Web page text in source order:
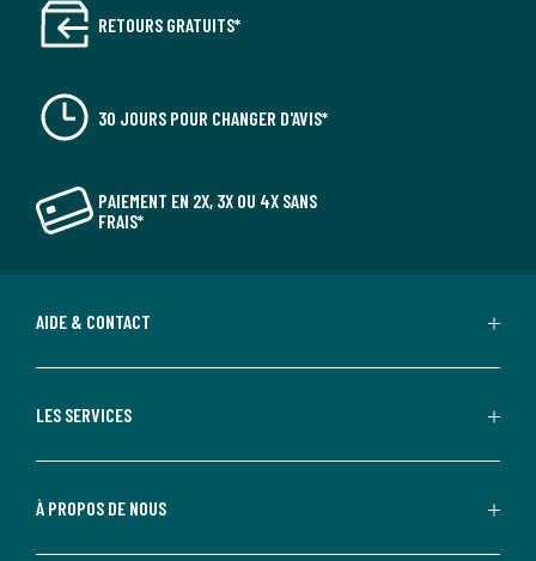
RETOURS GRATUITS*
30 JOURS POUR CHANGER D'AVIS*
PAIEMENT EN 2X, 3X OU 4X SANS
FRAIS*
AIDE & CONTACT
LES SERVICES
À PROPOS DE NOUS